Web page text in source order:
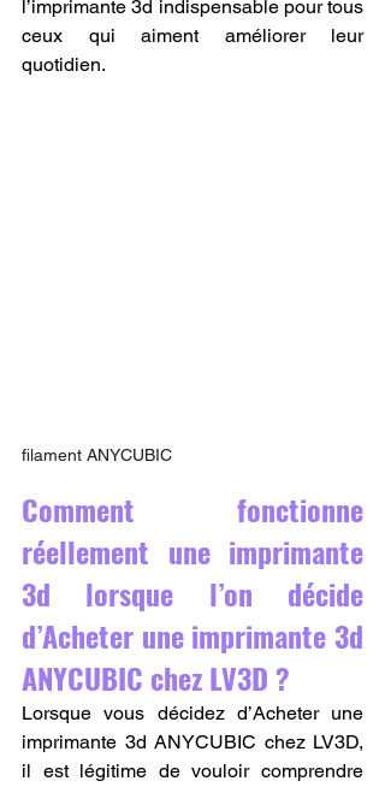
l’imprimante 3d indispensable pour tous
ceux qui aiment améliorer leur
quotidien.
filament ANYCUBIC
Comment fonctionne
réellement une imprimante
3d lorsque l’on décide
d’Acheter une imprimante 3d
ANYCUBIC chez LV3D ?
Lorsque vous décidez d’Acheter une
imprimante 3d ANYCUBIC chez LV3D,
il est légitime de vouloir comprendre